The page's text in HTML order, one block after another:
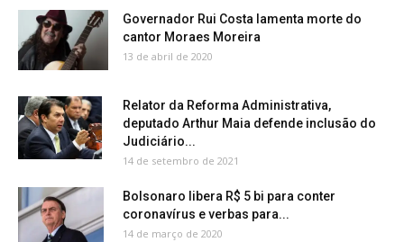
Governador Rui Costa lamenta morte do
cantor Moraes Moreira
13 de abril de 2020
Relator da Reforma Administrativa,
deputado Arthur Maia defende inclusão do
Judiciário...
14 de setembro de 2021
Bolsonaro libera R$ 5 bi para conter
coronavírus e verbas para...
14 de março de 2020